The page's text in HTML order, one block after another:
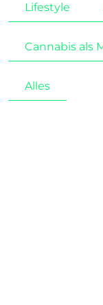
Lifestyle
Cannabis als
Alles